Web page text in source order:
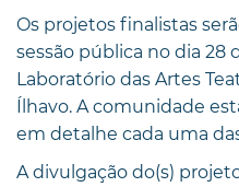
Os projetos finalistas
sessão pública no dia 28
Laboratório das Artes
Ílhavo. A comunidade
em detalhe cada uma
A divulgação do(s)